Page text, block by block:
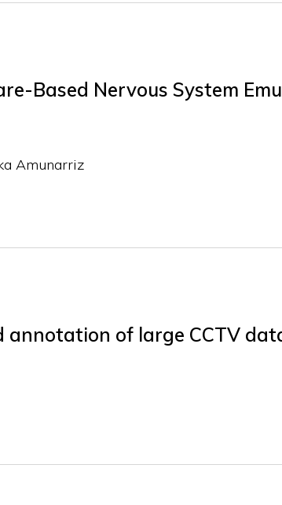
Based Nervous System
Amunarriz
of large CCTV